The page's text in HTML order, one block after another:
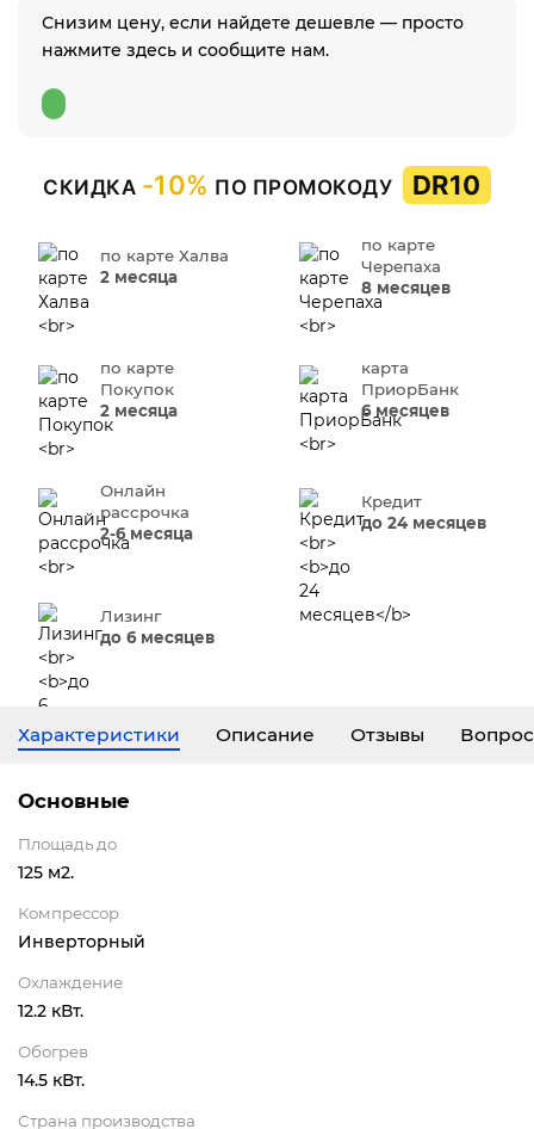
Снизим цену, если найдете дешевле — просто
нажмите здесь и сообщите нам.
СКИДКА -10% ПО ПРОМОКОДУ DR10
по карте Халва
2 месяца
по карте
Черепаха
8 месяцев
по карте
Покупок
2 месяца
карта
ПриорБанк
6 месяцев
Онлайн
рассрочка
2-6 месяца
Кредит
до 24 месяцев
Лизинг
до 6 месяцев
Характеристики Описание Отзывы
Основные
Площадь до
125 м2.
Компрессор
Инверторный
Охлаждение
12.2 кВт.
Обогрев
14.5 кВт.
Страна производства